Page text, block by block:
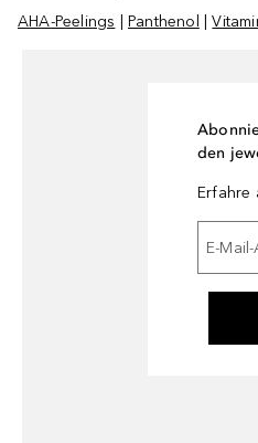
AHA-Peelings |Panthenol |
den
Erfahre
E-